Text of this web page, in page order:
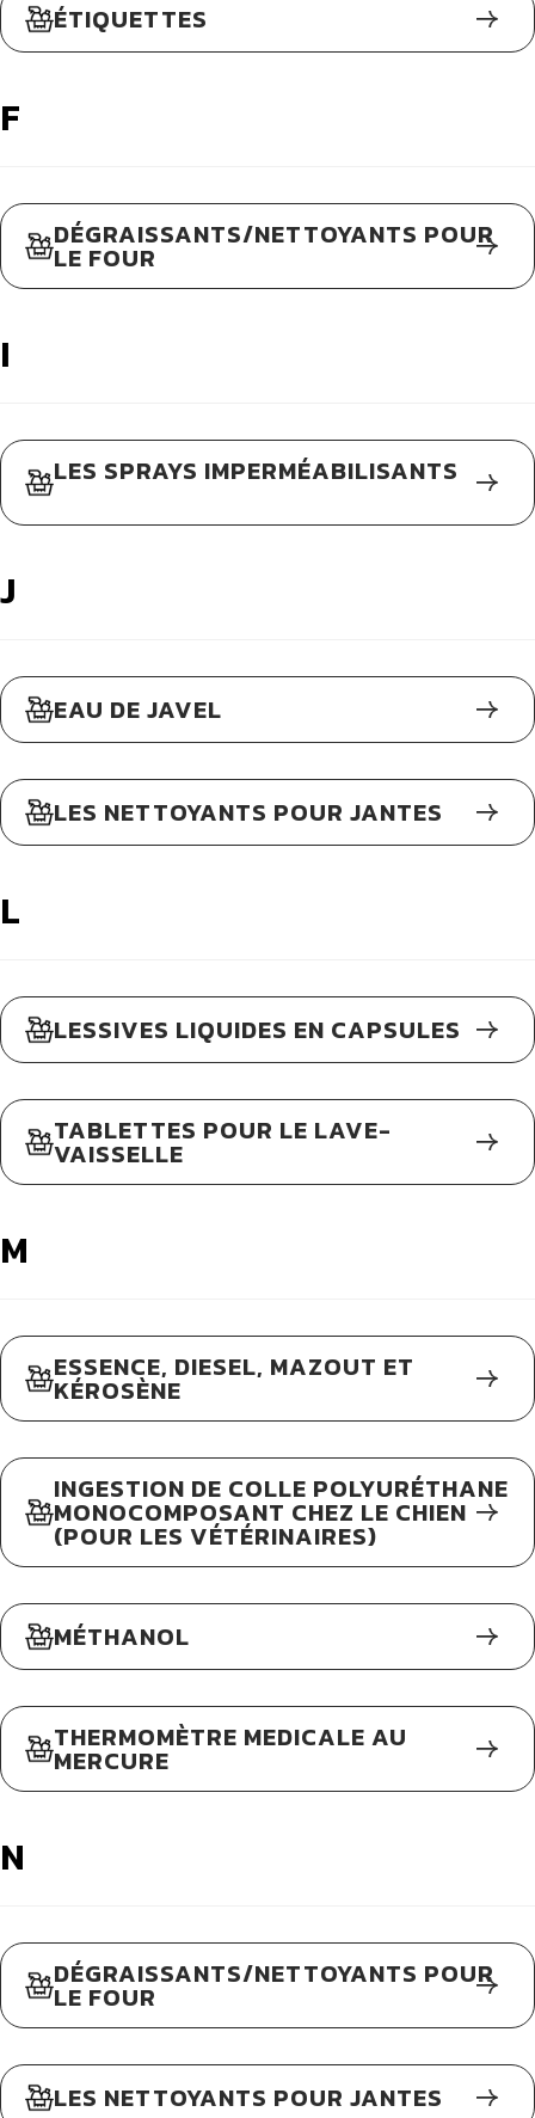
ÉTIQUETTES
F
DÉGRAISSANTS/NETTOYANTS POUR
LE FOUR
I
LES SPRAYS IMPERMÉABILISANTS
J
EAU DE JAVEL
LES NETTOYANTS POUR JANTES
L
LESSIVES LIQUIDES EN CAPSULES
TABLETTES POUR LE LAVE-
VAISSELLE
M
ESSENCE, DIESEL, MAZOUT ET
KÉROSÈNE
INGESTION DE COLLE POLYURÉTHANE
MONOCOMPOSANT CHEZ LE CHIEN
(POUR LES VÉTÉRINAIRES)
MÉTHANOL
THERMOMÈTRE MEDICALE AU
MERCURE
N
DÉGRAISSANTS/NETTOYANTS POUR
LE FOUR
LES NETTOYANTS POUR JANTES